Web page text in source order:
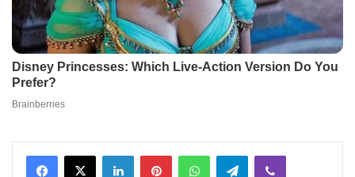
Facebook
X LinkedInPinterestWhatsAppTelegramViber